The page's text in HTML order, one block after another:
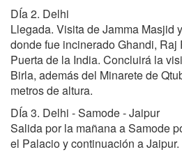
DÍa 2. Delhi
Llegada. Visita de Jamma Masjid
donde fue incinerado Ghandi, Raj
Puerta de la India. Concluirá la
Birla, además del Minarete de
metros de altura.
DÍa 3. Delhi - Samode - Jaipur
Salida por la mañana a Samode
el Palacio y continuación a Jaipur.